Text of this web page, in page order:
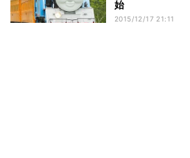
始
2015/12/17 21:11